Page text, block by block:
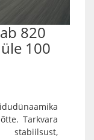
820
100
Tarkvara